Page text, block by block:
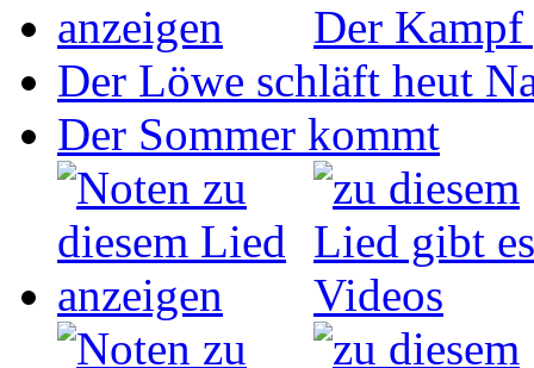
Der
Der Löwe schläft heut
Der Sommer kommt